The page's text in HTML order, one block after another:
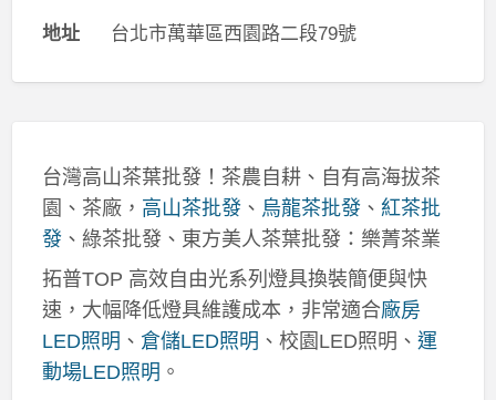
地址 台北市萬華區西園路二段79號
台灣高山茶葉批發！茶農自耕、自有高海拔茶
園、茶廠， 高山茶批發、 烏龍茶批發、 紅茶批
發、綠茶批發、東方美人茶葉批發：樂菁茶業
拓普TOP 高效自由光系列燈具換裝簡便與快
速，大幅降低燈具維護成本，非常適合廠房
LED照明 、 倉儲LED照明 、校園LED照明、 運
動場LED照明 。